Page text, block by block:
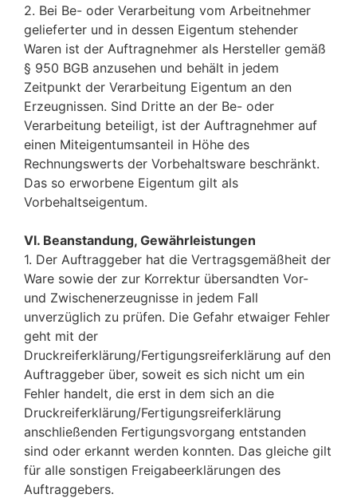
2. Bei Be- oder Verarbeitung vom Arbeitnehmer
gelieferter und in dessen Eigentum stehender
Waren ist der Auftragnehmer als Hersteller gemäß
§ 950 BGB anzusehen und behält in jedem
Zeitpunkt der Verarbeitung Eigentum an den
Erzeugnissen. Sind Dritte an der Be- oder
Verarbeitung beteiligt, ist der Auftragnehmer auf
einen Miteigentumsanteil in Höhe des
Rechnungswerts der Vorbehaltsware beschränkt.
Das so erworbene Eigentum gilt als
Vorbehaltseigentum.
VI. Beanstandung, Gewährleistungen
1. Der Auftraggeber hat die Vertragsgemäßheit der
Ware sowie der zur Korrektur übersandten Vor-
und Zwischenerzeugnisse in jedem Fall
unverzüglich zu prüfen. Die Gefahr etwaiger Fehler
geht mit der
Druckreiferklärung/Fertigungsreiferklärung auf den
Auftraggeber über, soweit es sich nicht um ein
Fehler handelt, die erst in dem sich an die
Druckreiferklärung/Fertigungsreiferklärung
anschließenden Fertigungsvorgang entstanden
sind oder erkannt werden konnten. Das gleiche gilt
für alle sonstigen Freigabeerklärungen des
Auftraggebers.